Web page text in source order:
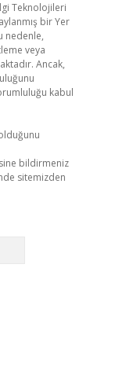
Teknolojileri
bir Yer
nedenle,
veya
Ancak,
kabul
bildirmeniz
sitemizden